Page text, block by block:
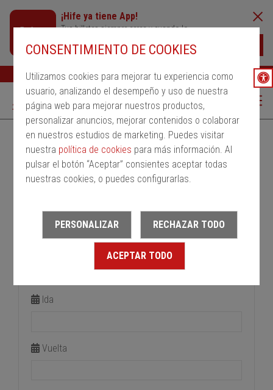
CONSENTIMIENTO DE COOKIES
Utilizamos cookies para mejorar tu experiencia como
usuario, analizando el desempeño y uso de nuestra
página web para mejorar nuestros productos,
personalizar anuncios, mejorar contenidos o colaborar
en nuestros estudios de marketing. Puedes visitar
nuestra política de cookies para más información. Al
pulsar el botón “Aceptar” consientes aceptar todas
nuestras cookies, o puedes configurarlas.
PERSONALIZAR RECHAZAR TODO
ACEPTAR TODO
¡Hife ya tiene App!
Tus billetes siempre cerca y cuando lo
Buscar Ayuda ESP
Desde
Estación de llegada
Ida
Vuelta